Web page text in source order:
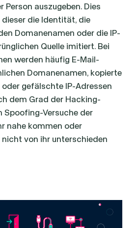
Person auszugeben. Dies
die Identität, die
Domanenamen oder die IP-
Quelle imitiert. Bei
werden häufig E-Mail-
Domanenamen, kopierte
gefälschte IP-Adressen
dem Grad der Hacking-
Spoofing-Versuche der
nahe kommen oder
von ihr unterschieden